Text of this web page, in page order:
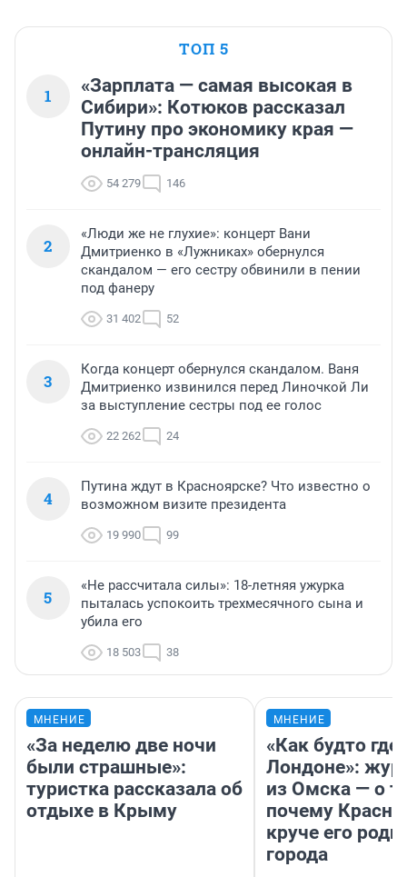
ТОП 5
1
«Зарплата — самая высокая в
Сибири»: Котюков рассказал
Путину про экономику края —
онлайн-трансляция
54 279 146
2
«Люди же не глухие»: концерт Вани
Дмитриенко в «Лужниках» обернулся
скандалом — его сестру обвинили в пении
под фанеру
31 402 52
3
Когда концерт обернулся скандалом. Ваня
Дмитриенко извинился перед Линочкой Ли
за выступление сестры под ее голос
22 262 24
4
Путина ждут в Красноярске? Что известно о
возможном визите президента
19 990 99
5
«Не рассчитала силы»: 18-летняя ужурка
пыталась успокоить трехмесячного сына и
убила его
18 503 38
МНЕНИЕ
«За неделю две ночи
были страшные»:
туристка рассказала об
отдыхе в Крыму
МНЕНИЕ
«Как будто
Лондоне»:
из Омска — о
почему
круче его
города